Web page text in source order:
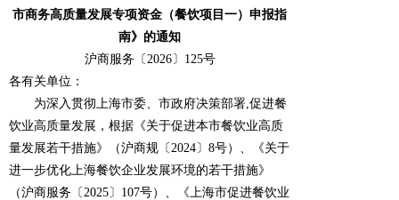
市商务高质量发展专项资金（餐饮项目一）申报指
南》的通知
沪商服务〔2026〕125号
各有关单位：
为深入贯彻上海市委、市政府决策部署,促进餐
饮业高质量发展，根据《关于促进本市餐饮业高质
量发展若干措施》（沪商规〔2024〕8号）、《关于
进一步优化上海餐饮企业发展环境的若干措施》
（沪商服务〔2025〕107号）、《上海市促进餐饮业